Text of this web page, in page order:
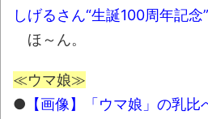
しげるさん“生誕100周年記念
ほ～ん。
≪ウマ娘≫
● 【画像】「ウマ娘」の乳